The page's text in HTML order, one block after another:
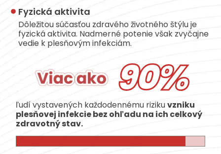
Fyzická aktivita
Dôležitou súčasťou zdravého životného štýlu je
fyzická aktivita. Nadmerné potenie však zvyčajne
vedie k plesňovým infekciám.
90%
ľudí vystavených každodennému rizikuvzniku
plesňovej infekcie bez ohľadu na ich celkový
zdravotný stav.